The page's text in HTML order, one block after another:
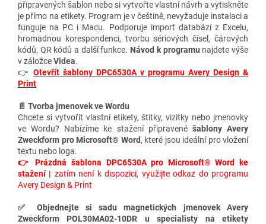
připravených šablon nebo si vytvořte vlastní návrh a vytiskněte
je přímo na etikety. Program je v češtině, nevyžaduje instalaci a
funguje na PC i Macu. Podporuje import databází z Excelu,
hromadnou korespondenci, tvorbu sériových čísel, čárových
kódů, QR kódů a další funkce. Návod k programu najdete výše
v záložceVidea.
👉 Otevřít šablony DPC6530A v programu Avery Design &
Print
📄 Tvorba jmenovek ve Wordu
Chcete si vytvořit vlastní etikety, štítky, vizitky nebo jmenovky
ve Wordu? Nabízíme ke stažení připravené šablony Avery
Zweckform pro Microsoft® Word, které jsou ideální pro vložení
textu nebo loga.
👉Prázdná šablona DPC6530A pro Microsoft® Word ke
stažení | zatím není k dispozici, využijte odkaz do programu
Avery Design & Print
✅ Objednejte si sadu magnetických jmenovek Avery
Zweckform POL30MA02-10DR u specialisty na etikety